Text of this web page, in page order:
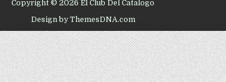
Copyright © 2026 El Club Del Catalogo
Design by ThemesDNA.com